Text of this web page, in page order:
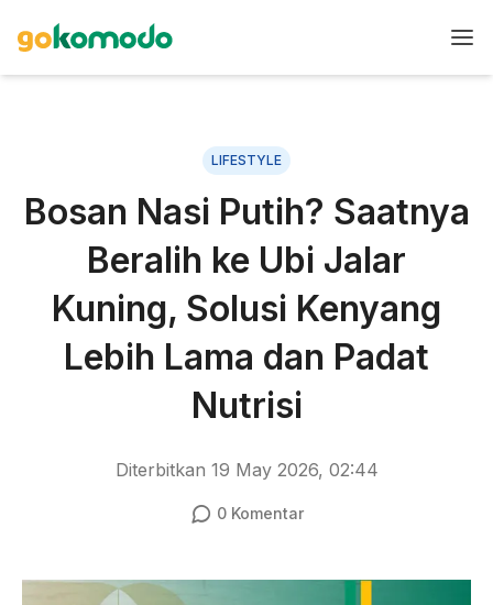
LIFESTYLE
Bosan Nasi Putih? Saatnya
Beralih ke Ubi Jalar
Kuning, Solusi Kenyang
Lebih Lama dan Padat
Nutrisi
Diterbitkan 19 May 2026, 02:44
0Komentar